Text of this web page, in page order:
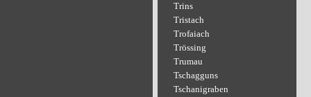
Trins
Tristach
Trofaiach
Trössing
Trumau
Tschagguns
Tschanigraben